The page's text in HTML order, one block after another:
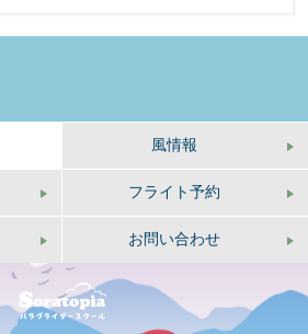
風情報
フライト予約
お問い合わせ